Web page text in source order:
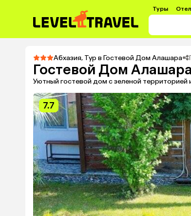
Туры
Абхазия, Тур в Гостевой Дом Алашара
Гостевой Дом Алашара
Уютный гостевой дом с зеленой
7.7